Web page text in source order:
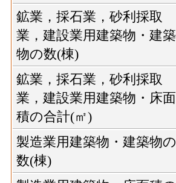
鉱業，採石業，砂利採取
業，建設業用建築物・建築
物の数(棟)
鉱業，採石業，砂利採取
業，建設業用建築物・床面
積の合計(㎡)
製造業用建築物・建築物の
数(棟)